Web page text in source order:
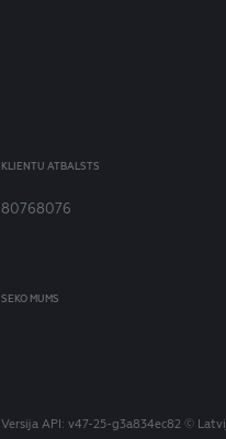
KLIENTU ATBALSTS
80768076
SEKO MUMS
Versija API: v47-25-g3a834ec82©